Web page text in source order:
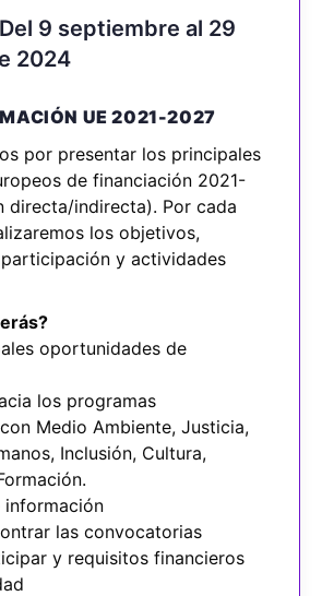
9 septiembre al 29
2024
UE 2021-2027
por presentar los principales
de financiación 2021-
directa/indirecta). Por cada
los objetivos,
y actividades
oportunidades de
los programas
Medio Ambiente, Justicia,
Inclusión, Cultura,
las convocatorias
y requisitos financieros